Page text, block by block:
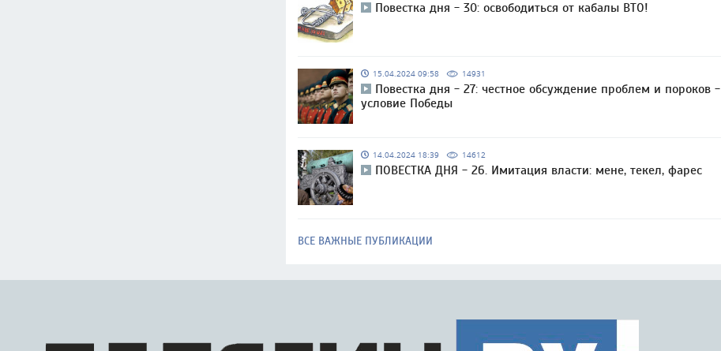
Повестка дня - 30: освободиться от кабалы ВТО!
15.04.2024 09:58 14931
Повестка дня - 27: честное обсуждение проблем и пороков -
условие Победы
14.04.2024 18:39 14612
ПОВЕСТКА ДНЯ - 26. Имитация власти: мене, текел, фарес
ВСЕ ВАЖНЫЕ ПУБЛИКАЦИИ